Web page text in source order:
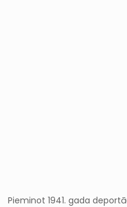
Pieminot 1941. gada